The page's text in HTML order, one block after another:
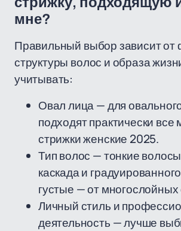
мне?
Правильный выбор зависит
структуры волос и образа
учитывать:
Овал лица — для
подходят практически
стрижки женские 2025.
Тип волос — тонкие
каскада и
густые — от многослойных
Личный стиль и
деятельность — лучше